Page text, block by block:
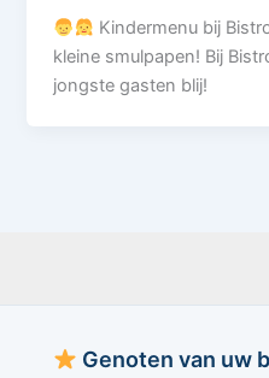
Kindermenu bij
kleine smulpapen! Bij
jongste gasten blij!
Genoten van uw